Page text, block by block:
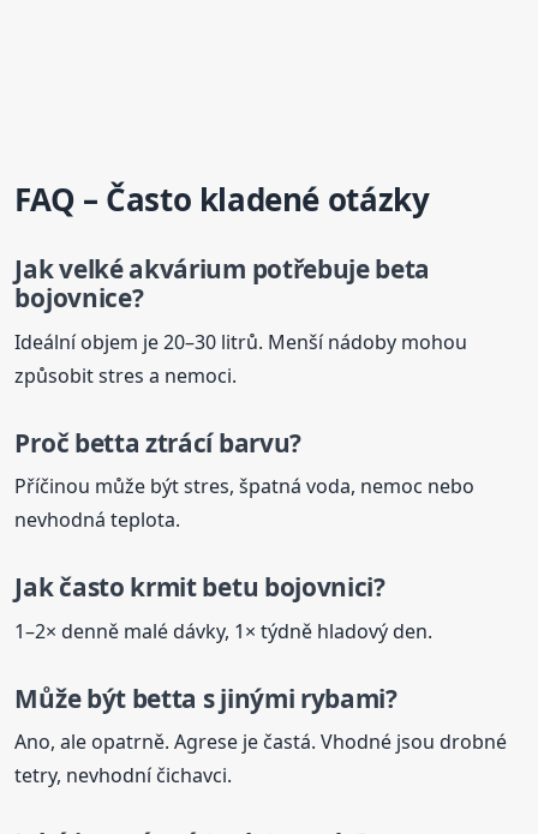
FAQ – Často kladené otázky
Jak velké akvárium potřebuje beta
bojovnice?
Ideální objem je 20–30 litrů. Menší nádoby mohou
způsobit stres a nemoci.
Proč betta ztrácí barvu?
Příčinou může být stres, špatná voda, nemoc nebo
nevhodná teplota.
Jak často krmit betu bojovnici?
1–2× denně malé dávky, 1× týdně hladový den.
Může být betta s jinými rybami?
Ano, ale opatrně. Agrese je častá. Vhodné jsou drobné
tetry, nevhodní čichavci.